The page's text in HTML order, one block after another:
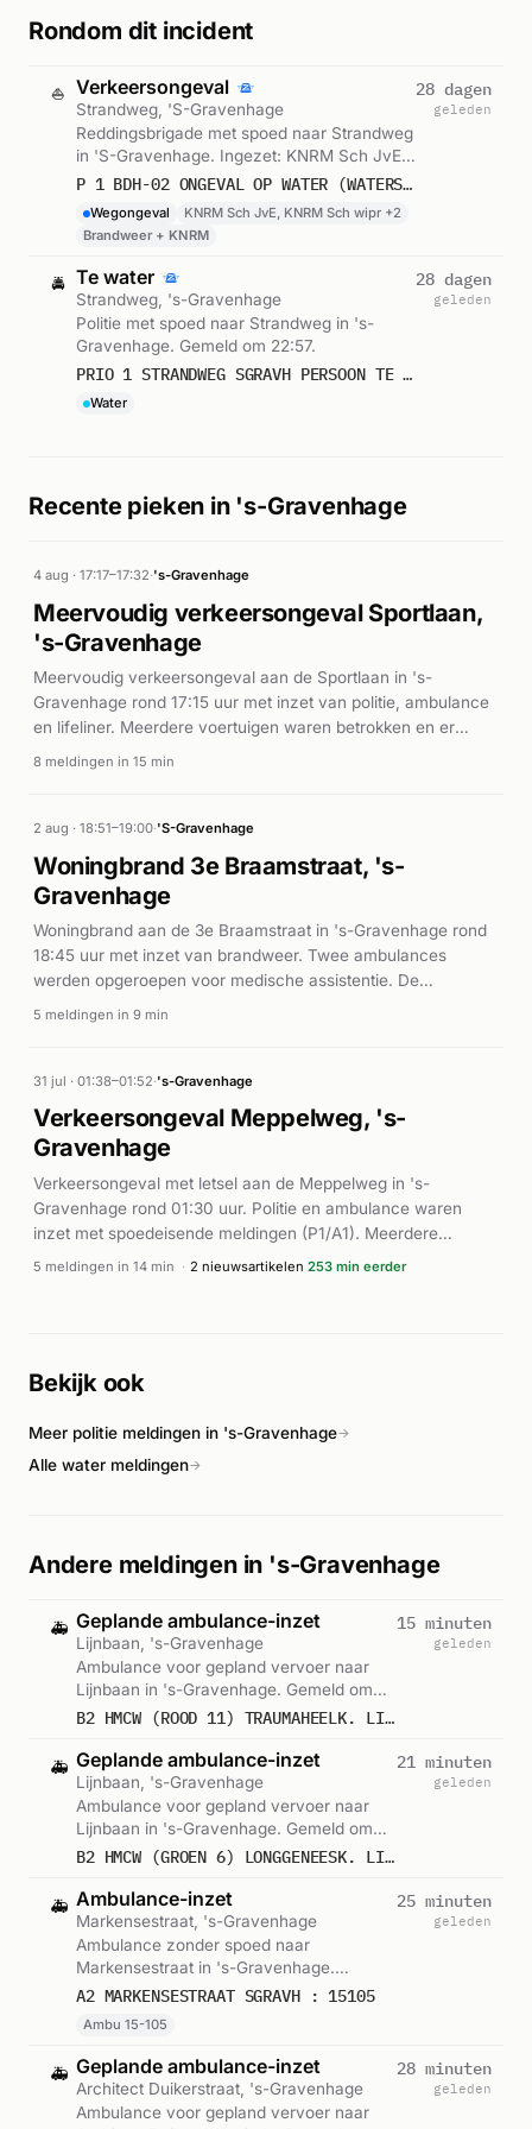
Rondom dit incident
⛵ Verkeersongeval
Strandweg, 'S-Gravenhage
Reddingsbrigade met spoed naar Strandweg
in 'S-Gravenhage. Ingezet: KNRM Sch JvE,
KNRM Sch wipr, KNRM HGL MONI en 1
P 1 BDH-02 ONGEVAL OP WATER (WATERSPORTER IN PROBLEMEN) STRANDWEG 'S-GRAVENHAGE 357195 357192
Wegongeval
KNRM Sch JvE, KNRM Sch wipr +2
Brandweer + KNRM
28 dagen
geleden
🚔 Te water
Strandweg, 's-Gravenhage
Politie met spoed naar Strandweg in 's-
Gravenhage. Gemeld om 22:57.
PRIO 1 STRANDWEG SGRAVH PERSOON TE WATER
Water
28 dagen
geleden
Recente pieken in 's-Gravenhage
4 aug · 17:17–17:32·'s-Gravenhage
Meervoudig verkeersongeval Sportlaan,
's-Gravenhage
Meervoudig verkeersongeval aan de Sportlaan in 's-
Gravenhage rond 17:15 uur met inzet van politie, ambulance
en lifeliner. Meerdere voertuigen waren betrokken en er
vielen gewonden, waarop spoedeisende medische zorg
8 meldingen in 15 min
2 aug · 18:51–19:00·'S-Gravenhage
Woningbrand 3e Braamstraat, 's-
Gravenhage
Woningbrand aan de 3e Braamstraat in 's-Gravenhage rond
18:45 uur met inzet van brandweer. Twee ambulances
werden opgeroepen voor medische assistentie. De
brandweer zette meerdere eenheden in op de P1-melding.
5 meldingen in 9 min
31 jul · 01:38–01:52·'s-Gravenhage
Verkeersongeval Meppelweg, 's-
Gravenhage
Verkeersongeval met letsel aan de Meppelweg in 's-
Gravenhage rond 01:30 uur. Politie en ambulance waren
inzet met spoedeisende meldingen (P1/A1). Meerdere
ambulances waren ter plaatse voor hulpverlening.
5 meldingen in 14 min · 2 nieuwsartikelen 253 min eerder
Bekijk ook
Meer politie meldingen in 's-Gravenhage→
Alle water meldingen→
Andere meldingen in 's-Gravenhage
🚑 Geplande ambulance-inzet
Lijnbaan, 's-Gravenhage
Ambulance voor gepland vervoer naar
Lijnbaan in 's-Gravenhage. Gemeld om
09:52.
B2 HMCW (ROOD 11) TRAUMAHEELK. LIJNBAAN SGRAVH : (MEDIUM CARE) 15240
15 minuten
geleden
🚑 Geplande ambulance-inzet
Lijnbaan, 's-Gravenhage
Ambulance voor gepland vervoer naar
Lijnbaan in 's-Gravenhage. Gemeld om
09:46.
B2 HMCW (GROEN 6) LONGGENEESK. LIJNBAAN SGRAVH : (MEDIUM CARE) 15213
21 minuten
geleden
🚑 Ambulance-inzet
Markensestraat, 's-Gravenhage
Ambulance zonder spoed naar
Markensestraat in 's-Gravenhage.
Ingezet: Ambu 15-105. Gemeld om 09:42.
A2 MARKENSESTRAAT SGRAVH : 15105
Ambu 15-105
25 minuten
geleden
🚑 Geplande ambulance-inzet
Architect Duikerstraat, 's-Gravenhage
Ambulance voor gepland vervoer naar
28 minuten
geleden